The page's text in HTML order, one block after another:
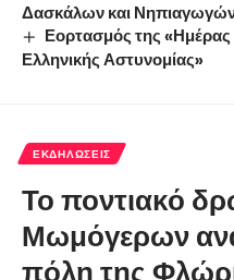
Δασκάλων και
Εορτασμός της
Ελληνικής Αστυνομίας»
ΕΚΔΗΛΏΣΕΙΣ
Το ποντιακό
Μωμόγερων
πόλη της